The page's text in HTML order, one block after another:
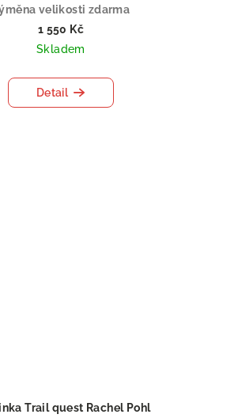
velikosti zdarma
1 550 Kč
Skladem
Detail
Trail quest Rachel Pohl